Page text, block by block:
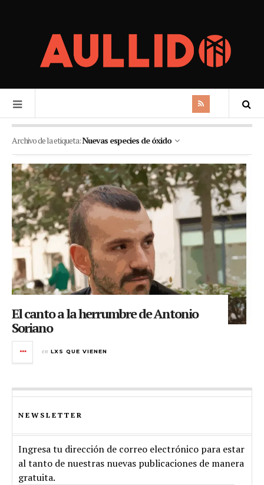
Archivo de la etiqueta:Nuevas especies de óxido
El canto a la herrumbre de Antonio
Soriano
en LXS QUE VIENEN
NEWSLETTER
Ingresa tu dirección de correo electrónico para estar
al tanto de nuestras nuevas publicaciones de manera
gratuita.